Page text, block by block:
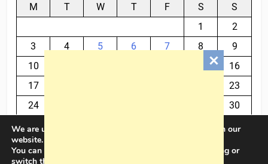
M T W T F S
S
1
2
3
4 5 6 7 8
9
10
16
17
23
24
30
We are using cookies to give you the best experience on our
website.
You can find out more about which cookies we are using or
switch them off in